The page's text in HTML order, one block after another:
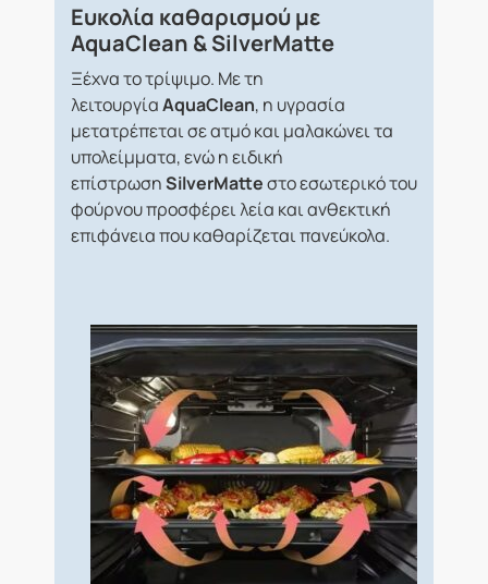
Ευκολία καθαρισμού με
AquaClean & SilverMatte
Ξέχνα το τρίψιμο. Με τη
λειτουργίαAquaClean, η υγρασία
μετατρέπεται σε ατμό και μαλακώνει τα
υπολείμματα, ενώ η ειδική
επίστρωσηSilverMatteστο εσωτερικό του
φούρνου προσφέρει λεία και ανθεκτική
επιφάνεια που καθαρίζεται πανεύκολα.